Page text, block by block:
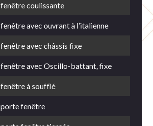
fenêtre coulissante
fenêtre avec ouvrant à l’italienne
fenêtre avec châssis fixe
fenêtre avec Oscillo-battant, fixe
fenêtre à soufflé
porte fenêtre